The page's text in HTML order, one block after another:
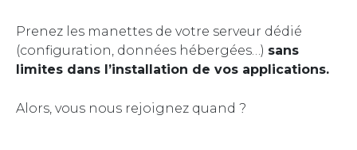
Prenez les manettes de votre serveur dédié
(configuration, données hébergées…) sans
limites dans l’installation de vos applications.
Alors, vous nous rejoignez quand ?